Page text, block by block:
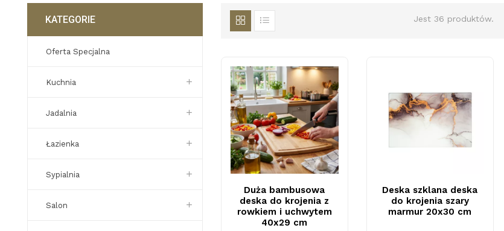
KATEGORIE
Oferta Specjalna
Kuchnia
Jadalnia
Łazienka
Sypialnia
Salon
Jest 36 produktów.
Duża bambusowa
deska do krojenia z
rowkiem i uchwytem
40x29 cm
Deska szklana deska
do krojenia szary
marmur 20x30 cm